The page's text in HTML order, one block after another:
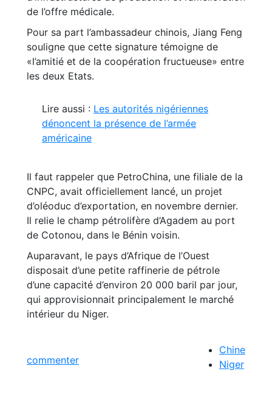
de l’offre médicale.
Pour sa part l’ambassadeur chinois, Jiang Feng
souligne que cette signature témoigne de
«l’amitié et de la coopération fructueuse» entre
les deux Etats.
Lire aussi : Les autorités nigériennes
dénoncent la présence de l’armée
américaine
Il faut rappeler que PetroChina, une filiale de la
CNPC, avait officiellement lancé, un projet
d’oléoduc d’exportation, en novembre dernier.
Il relie le champ pétrolifère d’Agadem au port
de Cotonou, dans le Bénin voisin.
Auparavant, le pays d’Afrique de l’Ouest
disposait d’une petite raffinerie de pétrole
d’une capacité d’environ 20 000 baril par jour,
qui approvisionnait principalement le marché
intérieur du Niger.
commenter
Chine
Niger